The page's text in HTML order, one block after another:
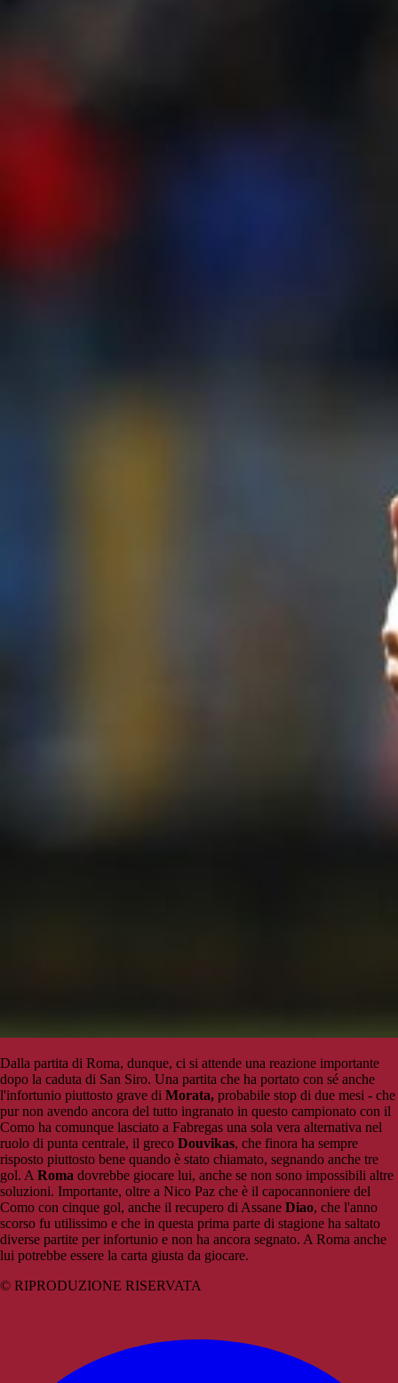
Dalla partita di Roma, dunque, ci si attende una reazione importante
dopo la caduta di San Siro. Una partita che ha portato con sé anche
l'infortunio piuttosto grave di Morata, probabile stop di due mesi - che
pur non avendo ancora del tutto ingranato in questo campionato con il
Como ha comunque lasciato a Fabregas una sola vera alternativa nel
ruolo di punta centrale, il greco Douvikas, che finora ha sempre
risposto piuttosto bene quando è stato chiamato, segnando anche tre
gol. ARoma dovrebbe giocare lui, anche se non sono impossibili altre
soluzioni. Importante, oltre a Nico Paz che è il capocannoniere del
Como con cinque gol, anche il recupero di Assane Diao, che l'anno
scorso fu utilissimo e che in questa prima parte di stagione ha saltato
diverse partite per infortunio e non ha ancora segnato. A Roma anche
lui potrebbe essere la carta giusta da giocare.
© RIPRODUZIONE RISERVATA